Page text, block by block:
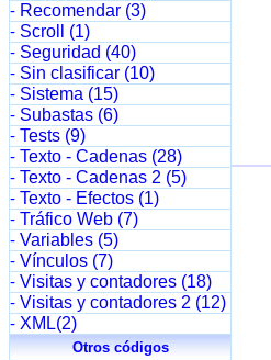
- Recomendar (3)
- Scroll (1)
- Seguridad (40)
- Sin clasificar (10)
- Sistema (15)
- Subastas (6)
- Tests (9)
- Texto - Cadenas (28)
- Texto - Cadenas 2 (5)
- Texto - Efectos (1)
- Tráfico Web (7)
- Variables (5)
- Vínculos (7)
- Visitas y contadores (18)
- Visitas y contadores 2 (12)
- XML(2)
Otros códigos